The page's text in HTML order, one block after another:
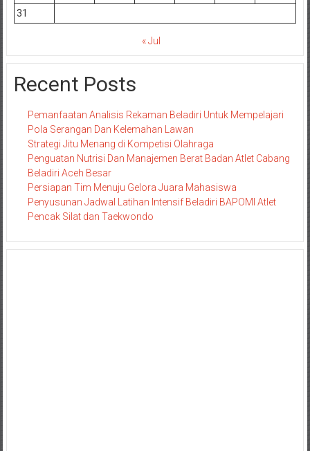
31
« Jul
Recent Posts
Pemanfaatan Analisis Rekaman Beladiri Untuk Mempelajari
Pola Serangan Dan Kelemahan Lawan
Strategi Jitu Menang di Kompetisi Olahraga
Penguatan Nutrisi Dan Manajemen Berat Badan Atlet Cabang
Beladiri Aceh Besar
Persiapan Tim Menuju Gelora Juara Mahasiswa
Penyusunan Jadwal Latihan Intensif Beladiri BAPOMI Atlet
Pencak Silat dan Taekwondo